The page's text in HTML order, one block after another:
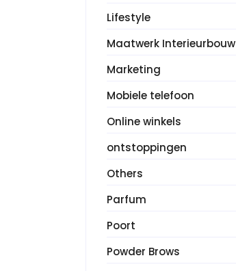
Lifestyle
Maatwerk Interieurbouw
Marketing
Mobiele telefoon
Online winkels
ontstoppingen
Others
Parfum
Poort
Powder Brows